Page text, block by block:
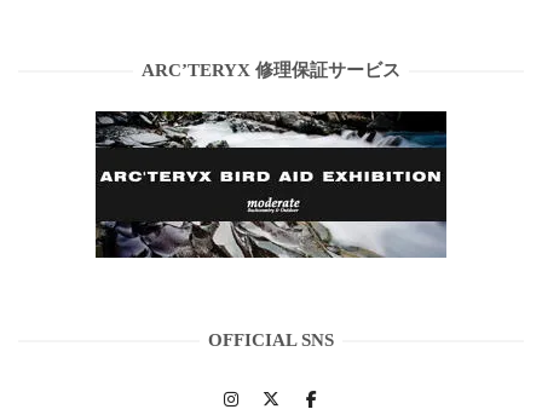
ARC’TERYX 修理保証サービス
OFFICIAL SNS